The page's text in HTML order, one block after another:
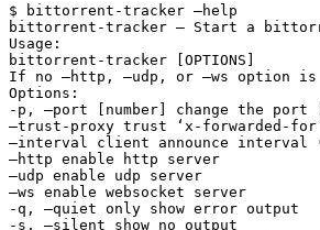
$ bittorrent-tracker –help
bittorrent-tracker – Start a
Usage:
bittorrent-tracker [OPTIONS]
If no –http, –udp, or –ws option
Options:
-p, –port [number] change the port
–trust-proxy trust ‘x-forwarded-
–interval client announce interval
–http enable http server
–udp enable udp server
–ws enable websocket server
-q, –quiet only show error output
-s, –silent show no output